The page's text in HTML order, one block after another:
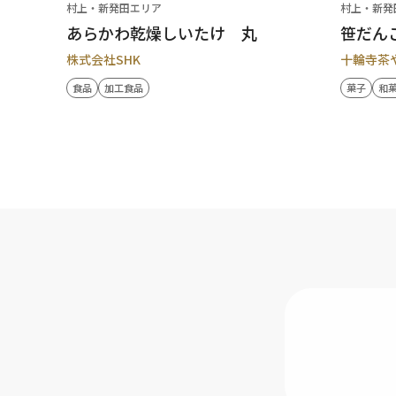
村上・新発田エリア
あらかわ乾燥しいたけ 丸
株式会社SHK
食品 加工食品
村上・新
笹だん
十輪寺茶
菓子 和